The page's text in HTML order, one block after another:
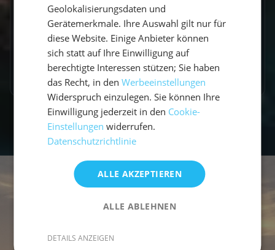
Ich bin Veganer*in, ist das ein
Problem?
Mehr FAQs laden
Geolokalisierungsdaten und
Gerätemerkmale. Ihre Auswahl gilt nur für
diese Website. Einige Anbieter können
sich statt auf Ihre Einwilligung auf
berechtigte Interessen stützen; Sie haben
das Recht, in denWerbeeinstellungen
Widerspruch einzulegen. Sie können Ihre
Einwilligung jederzeit in den Cookie-
Einstellungen widerrufen.
Datenschutzrichtlinie
ALLE AKZEPTIEREN
ALLE ABLEHNEN
DETAILS ANZEIGEN